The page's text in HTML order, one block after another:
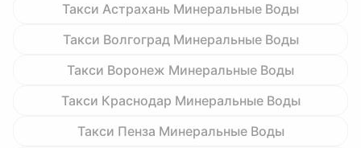
Такси Астрахань Минеральные Воды
Такси Волгоград Минеральные Воды
Такси Воронеж Минеральные Воды
Такси Краснодар Минеральные Воды
Такси Пенза Минеральные Воды